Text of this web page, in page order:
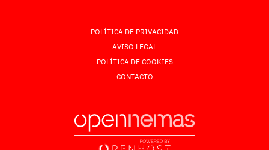
POLÍTICA DE PRIVACIDAD
AVISO LEGAL
POLÍTICA DE COOKIES
CONTACTO